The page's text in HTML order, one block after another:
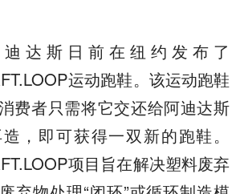
达斯日前在纽约发布了
运动跑鞋。该运动跑鞋
费者只需将它交还给阿迪达斯
，即可获得一双新的跑鞋。
项目旨在解决塑料废弃